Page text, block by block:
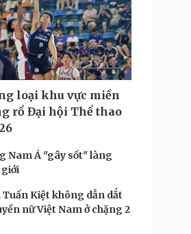
loại khu vực miền
rổ Đại hội Thể thao
Nam Á "gây sốt" làng
giới
Tuấn Kiệt không dẫn dắt
nữ Việt Nam ở chặng 2